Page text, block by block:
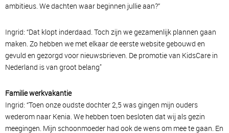
ambitieus. We dachten waar beginnen jullie aan?”
Ingrid: “Dat klopt inderdaad. Toch zijn we gezamenlijk plannen gaan
maken. Zo hebben we met elkaar de eerste website gebouwd en
gevuld en gezorgd voor nieuwsbrieven. De promotie van KidsCare in
Nederland is van groot belang"
Familie werkvakantie
Ingrid: “Toen onze oudste dochter 2,5 was gingen mijn ouders
wederom naar Kenia. We hebben toen besloten dat wij als gezin
meegingen. Mijn schoonmoeder had ook de wens om mee te gaan. En